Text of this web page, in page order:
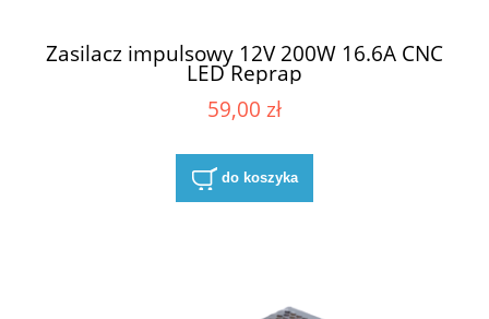
Zasilacz impulsowy 12V 200W 16.6A CNC
LED Reprap
59,00 zł
do koszyka